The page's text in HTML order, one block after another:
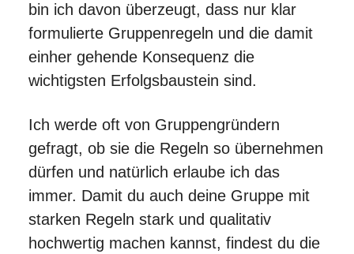
bin ich davon überzeugt, dass nur klar
formulierte Gruppenregeln und die damit
einher gehende Konsequenz die
wichtigsten Erfolgsbaustein sind.
Ich werde oft von Gruppengründern
gefragt, ob sie die Regeln so übernehmen
dürfen und natürlich erlaube ich das
immer. Damit du auch deine Gruppe mit
starken Regeln stark und qualitativ
hochwertig machen kannst, findest du die